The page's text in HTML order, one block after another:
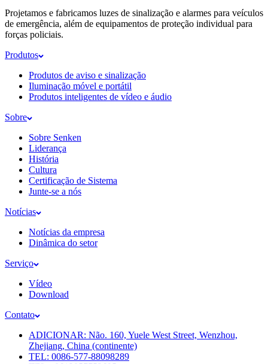
Projetamos e fabricamos luzes de sinalização e alarmes para veículos
de emergência, além de equipamentos de proteção individual para
forças policiais.
Produtos
Produtos de aviso e sinalização
Iluminação móvel e portátil
Produtos inteligentes de vídeo e áudio
Sobre
Sobre Senken
Liderança
História
Cultura
Certificação de Sistema
Junte-se a nós
Notícias
Notícias da empresa
Dinâmica do setor
Serviço
Vídeo
Download
Contato
ADICIONAR: Não. 160, Yuele West Street, Wenzhou,
Zhejiang, China (continente)
TEL: 0086-577-88098289